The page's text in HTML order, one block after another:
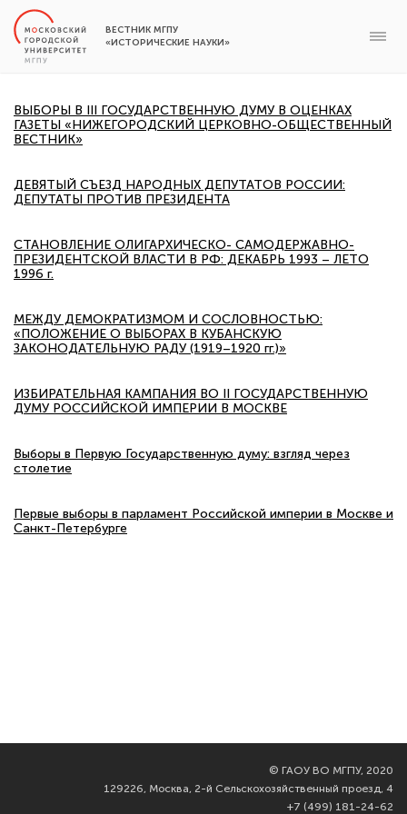
ВЕСТНИК МГПУ
«ИСТОРИЧЕСКИЕ НАУКИ»
ВЫБОРЫ В III ГОСУДАРСТВЕННУЮ ДУМУ В ОЦЕНКАХ
ГАЗЕТЫ «НИЖЕГОРОДСКИЙ ЦЕРКОВНО-ОБЩЕСТВЕННЫЙ
ВЕСТНИК»
ДЕВЯТЫЙ СЪЕЗД НАРОДНЫХ ДЕПУТАТОВ РОССИИ:
ДЕПУТАТЫ ПРОТИВ ПРЕЗИДЕНТА
СТАНОВЛЕНИЕ ОЛИГАРХИЧЕСКО- САМОДЕРЖАВНО-
ПРЕЗИДЕНТСКОЙ ВЛАСТИ В РФ: ДЕКАБРЬ 1993 – ЛЕТО
1996 г.
МЕЖДУ ДЕМОКРАТИЗМОМ И СОСЛОВНОСТЬЮ:
«ПОЛОЖЕНИЕ О ВЫБОРАХ В КУБАНСКУЮ
ЗАКОНОДАТЕЛЬНУЮ РАДУ (1919–1920 гг.)»
ИЗБИРАТЕЛЬНАЯ КАМПАНИЯ ВО II ГОСУДАРСТВЕННУЮ
ДУМУ РОССИЙСКОЙ ИМПЕРИИ В МОСКВЕ
Выборы в Первую Государственную думу: взгляд через
столетие
Первые выборы в парламент Российской империи в Москве и
Санкт-Петербурге
© ГАОУ ВО МГПУ, 2020
129226, Москва, 2-й Сельскохозяйственный проезд, 4
+7 (499) 181-24-62